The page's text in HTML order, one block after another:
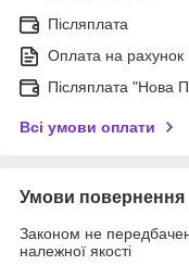
Післяплата
Оплата на рахунок
Післяплата "Нова
Всі умови оплати
Умови повернення
Законом не
належної якості